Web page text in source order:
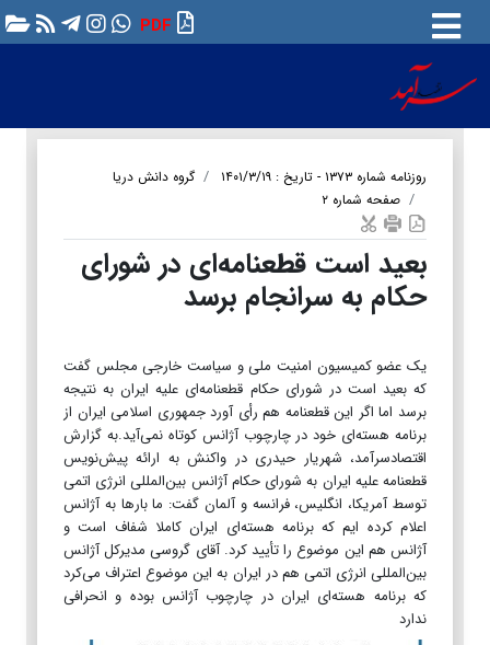
PDF
روزنامه شماره ۱۳۷۳ - تاریخ : ۱۴۰۱/۳/۱۹
گروه دانش دریا
صفحه شماره ۲
بعید است قطعنامه‌ای در شورای
حکام به سرانجام برسد
یک عضو کمیسیون امنیت ملی و سیاست خارجی مجلس گفت‌
که بعید است در شورای حکام قطعنامه‌ای علیه ایران به نتیجه
برسد اما اگر این قطعنامه‌ هم رأی آورد جمهوری اسلامی ایران از
برنامه هسته‌ای خود در چارچوب آژانس کوتاه نمی‌آید.به گزارش
اقتصادسرآمد، شهریار حیدری در واکنش به ارائه پیش‌نویس
قطعنامه علیه ایران به شورای حکام آژانس بین‌المللی انرژی اتمی
توسط آمریکا، انگلیس، فرانسه و آلمان گفت:‌ ما بارها به آژانس
اعلام کرده ایم که برنامه هسته‌ای ایران کاملا شفاف است و
آژانس هم این موضوع را تأیید کرد. آقای گروسی مدیرکل آژانس
بین‌المللی انرژی اتمی هم در ایران به این موضوع اعتراف می‌کرد
که برنامه هسته‌ای ایران در چارچوب آژانس بوده و انحرافی
ندارد